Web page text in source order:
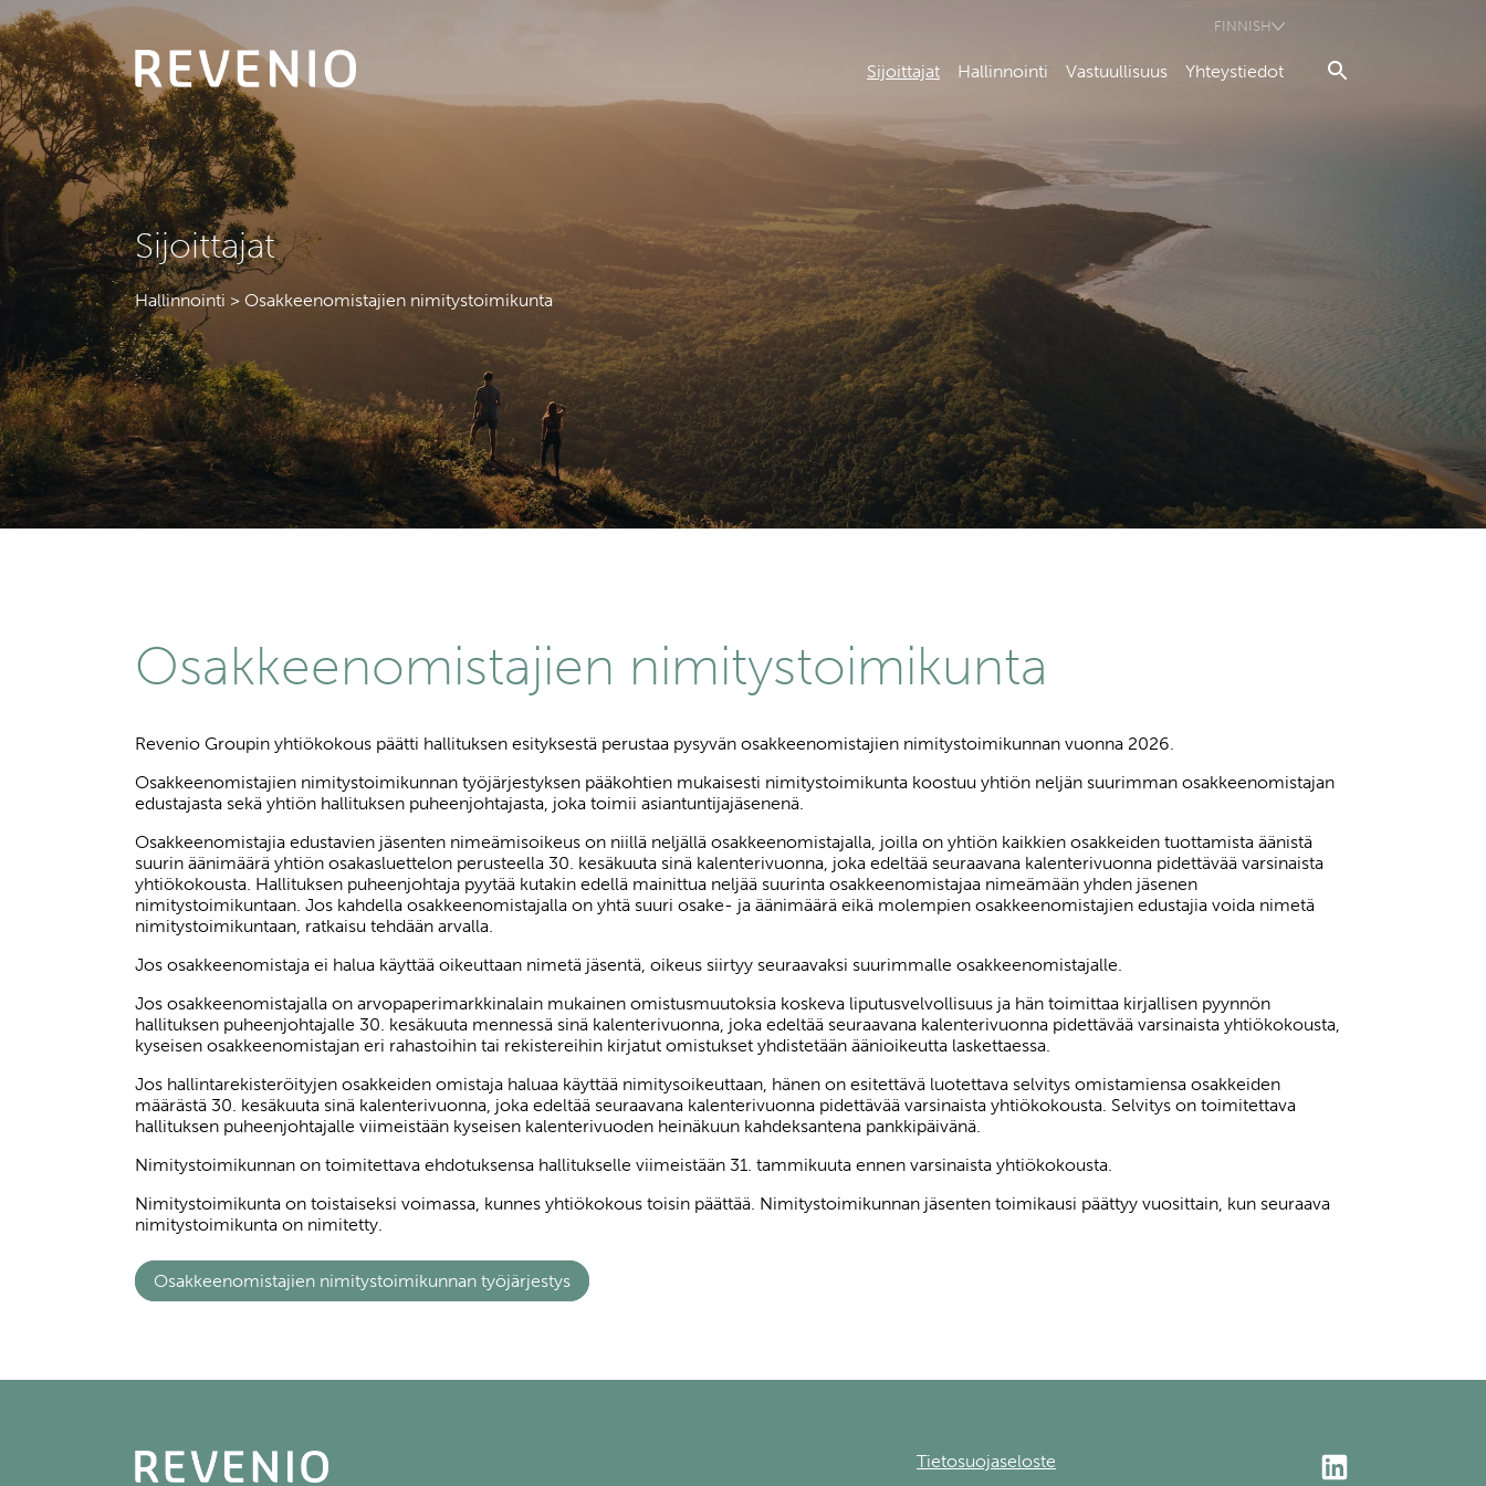
FINNISH
Sijoittajat Hallinnointi Vastuullisuus Yhteystiedot
Sijoittajat
Hallinnointi > Osakkeenomistajien nimitystoimikunta
Osakkeenomistajien nimitystoimikunta
Revenio Groupin yhtiökokous päätti hallituksen esityksestä perustaa pysyvän osakkeenomistajien nimitystoimikunnan vuonna 2026.
Osakkeenomistajien nimitystoimikunnan työjärjestyksen pääkohtien mukaisesti nimitystoimikunta koostuu yhtiön neljän suurimman osakkeenomistajan
edustajasta sekä yhtiön hallituksen puheenjohtajasta, joka toimii asiantuntijajäsenenä.
Osakkeenomistajia edustavien jäsenten nimeämisoikeus on niillä neljällä osakkeenomistajalla, joilla on yhtiön kaikkien osakkeiden tuottamista äänistä
suurin äänimäärä yhtiön osakasluettelon perusteella 30. kesäkuuta sinä kalenterivuonna, joka edeltää seuraavana kalenterivuonna pidettävää varsinaista
yhtiökokousta. Hallituksen puheenjohtaja pyytää kutakin edellä mainittua neljää suurinta osakkeenomistajaa nimeämään yhden jäsenen
nimitystoimikuntaan. Jos kahdella osakkeenomistajalla on yhtä suuri osake- ja äänimäärä eikä molempien osakkeenomistajien edustajia voida nimetä
nimitystoimikuntaan, ratkaisu tehdään arvalla.
Jos osakkeenomistaja ei halua käyttää oikeuttaan nimetä jäsentä, oikeus siirtyy seuraavaksi suurimmalle osakkeenomistajalle.
Jos osakkeenomistajalla on arvopaperimarkkinalain mukainen omistusmuutoksia koskeva liputusvelvollisuus ja hän toimittaa kirjallisen pyynnön
hallituksen puheenjohtajalle 30. kesäkuuta mennessä sinä kalenterivuonna, joka edeltää seuraavana kalenterivuonna pidettävää varsinaista yhtiökokousta,
kyseisen osakkeenomistajan eri rahastoihin tai rekistereihin kirjatut omistukset yhdistetään äänioikeutta laskettaessa.
Jos hallintarekisteröityjen osakkeiden omistaja haluaa käyttää nimitysoikeuttaan, hänen on esitettävä luotettava selvitys omistamiensa osakkeiden
määrästä 30. kesäkuuta sinä kalenterivuonna, joka edeltää seuraavana kalenterivuonna pidettävää varsinaista yhtiökokousta. Selvitys on toimitettava
hallituksen puheenjohtajalle viimeistään kyseisen kalenterivuoden heinäkuun kahdeksantena pankkipäivänä.
Nimitystoimikunnan on toimitettava ehdotuksensa hallitukselle viimeistään 31. tammikuuta ennen varsinaista yhtiökokousta.
Nimitystoimikunta on toistaiseksi voimassa, kunnes yhtiökokous toisin päättää. Nimitystoimikunnan jäsenten toimikausi päättyy vuosittain, kun seuraava
nimitystoimikunta on nimitetty.
Osakkeenomistajien nimitystoimikunnan työjärjestys
Tietosuojaseloste